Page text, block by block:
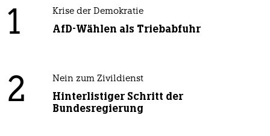
1 Krise der Demokratie
AfD-Wählen als Triebabfuhr
2 Nein zum Zivildienst
Hinterlistiger Schritt der
Bundesregierung